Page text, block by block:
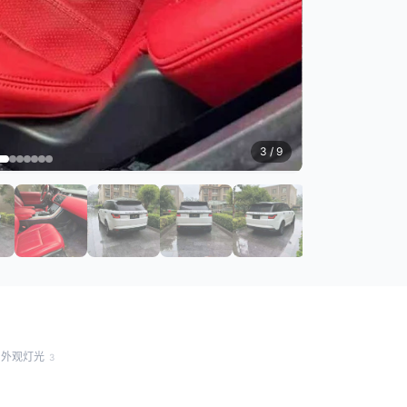
3 / 9
外观灯光 3